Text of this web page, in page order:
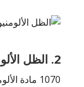
2. الظل الألومنيوم
1070 مادة